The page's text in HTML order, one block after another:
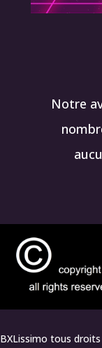
Notre
BXLissimo tous droits